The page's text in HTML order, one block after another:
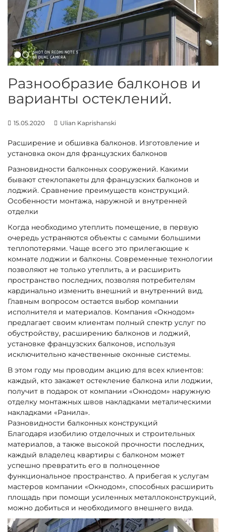
и
е
о
к
о
н
д
е
р
е
й
Разнообразие балконов и
варианты остеклений.
15.05.2020 Ulian Kaprishanski
Расширение и обшивка балконов. Изготовление и
установка окон для французских балконов
Разновидности балконных сооружений. Какими
бывают стеклопакеты для французских балконов и
лоджий. Сравнение преимуществ конструкций.
Особенности монтажа, наружной и внутренней
отделки
Когда необходимо утеплить помещение, в первую
очередь устраняются объекты с самыми большими
теплопотерями. Чаще всего это прилегающие к
комнате лоджии и балконы. Современные технологии
позволяют не только утеплить, а и расширить
пространство последних, позволяя потребителям
кардинально изменить внешний и внутренний вид.
Главным вопросом остается выбор компании
исполнителя и материалов. Компания «Окнодом»
предлагает своим клиентам полный спектр услуг по
обустройству, расширению балконов и лоджий,
установке французских балконов, используя
исключительно качественные оконные системы.
В этом году мы проводим акцию для всех клиентов:
каждый, кто закажет остекление балкона или лоджии,
получит в подарок от компании «Окнодом» наружную
отделку монтажных швов накладками металическими
накладками «Ранила».
Разновидности балконных конструкций
Благодаря изобилию отделочных и строительных
материалов, а также высокой прочности последних,
каждый владелец квартиры с балконом может
успешно превратить его в полноценное
функциональное пространство. А прибегая к услугам
мастеров компании «Окнодом», способных расширить
площадь при помощи усиленных металлоконструкций,
можно добиться и необходимого внешнего вида.